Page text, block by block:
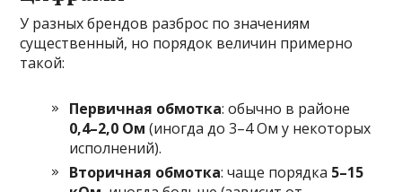
У разных брендов разброс по значениям
существенный, но порядок величин примерно
такой:
Первичная обмотка: обычно в районе
0,4–2,0 Ом (иногда до 3–4 Ом у некоторых
исполнений).
Вторичная обмотка: чаще порядка 5–15